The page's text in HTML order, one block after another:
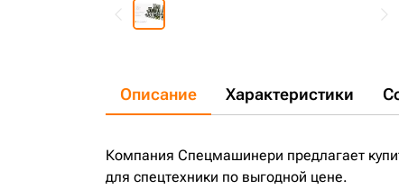
Описание Характеристики
Компания Спецмашинери предлагает
для спецтехники по выгодной цене.